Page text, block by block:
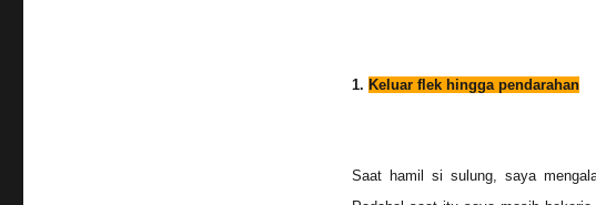
1. Keluar flek hingga pendarahan
Saat hamil si sulung, saya